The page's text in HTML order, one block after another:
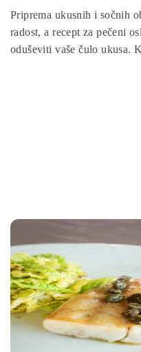
Priprema ukusnih i sočnih
radost, a recept za pečeni
oduševiti vaše čulo ukusa.